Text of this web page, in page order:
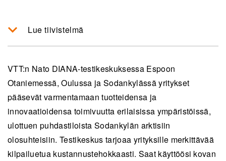
Lue tiivistelmä
yrityksille mahdollisuuden testata ja kehittää
tuotteita monipuolisissa ympäristöissä
kustannustehokkaasti ilman tarvetta rakentaa
omaa infrastruktuuria.
Yritykset voivat hyödyntää testikeskusten
infrastruktuuria ja asiantuntijaverkostoja, vaikka
niillä ei olisi valmiita tuotteita puolustus- tai
VTT:n Nato DIANA-testikeskuksessa Espoon
Otaniemessä, Oulussa ja Sodankylässä yritykset
pääsevät varmentamaan tuotteidensa ja
innovaatioidensa toimivuutta erilaisissa ympäristöissä,
ulottuen puhdastiloista Sodankylän arktisiin
olosuhteisiin. Testikeskus tarjoaa yrityksille merkittävää
kilpailuetua kustannustehokkaasti. Saat käyttöösi kovan